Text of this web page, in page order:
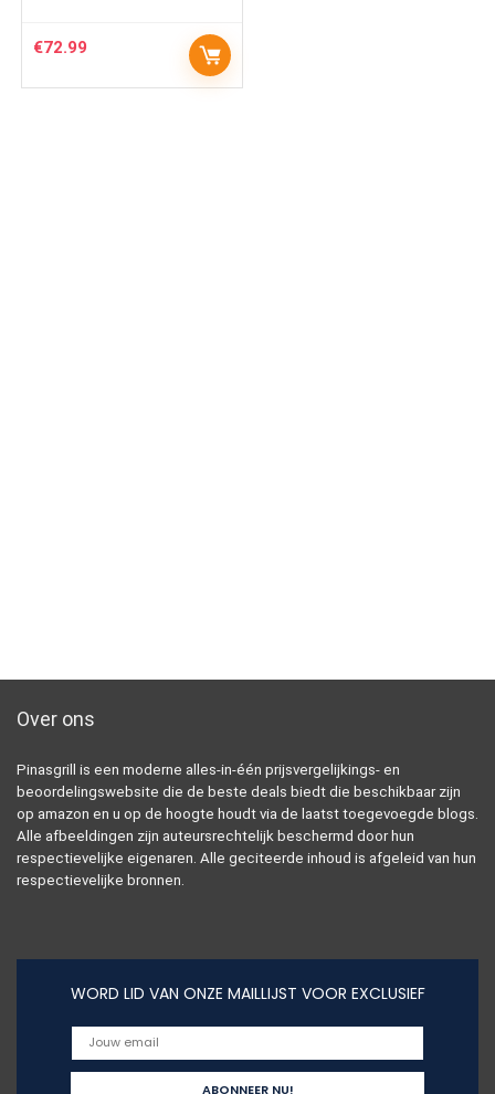
€72.99
Over ons
Pinasgrill is een moderne alles-in-één prijsvergelijkings- en
beoordelingswebsite die de beste deals biedt die beschikbaar zijn
op amazon en u op de hoogte houdt via de laatst toegevoegde blogs.
Alle afbeeldingen zijn auteursrechtelijk beschermd door hun
respectievelijke eigenaren. Alle geciteerde inhoud is afgeleid van hun
respectievelijke bronnen.
WORD LID VAN ONZE MAILLIJST VOOR EXCLUSIEF